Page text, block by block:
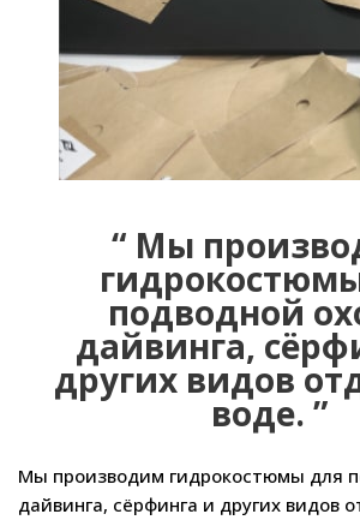
Мы
подводной
дайвинга,
других видов
воде.
Мы производим гидрокостюмы для
дайвинга, сёрфинга и других видов